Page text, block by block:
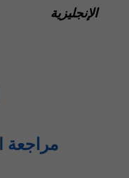
الإنجليزية
مراجعة